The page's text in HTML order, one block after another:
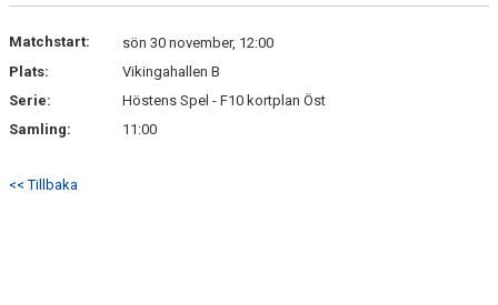
KONTAKT
Matchstart:
sön 30 november, 12:00
Plats:
Vikingahallen B
Serie:
Höstens Spel - F10 kortplan Öst
Samling:
11:00
<< Tillbaka